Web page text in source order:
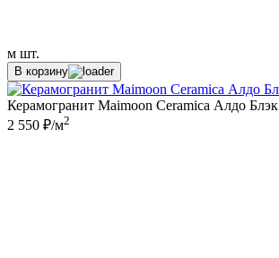
м шт.
В корзину
Керамогранит Maimoon Ceramica Алдо Блэк
2 550 ₽/м2